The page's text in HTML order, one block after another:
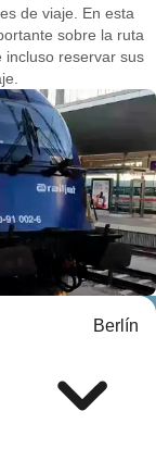
de viaje. En esta
sobre la ruta
incluso reservar sus
Berlín